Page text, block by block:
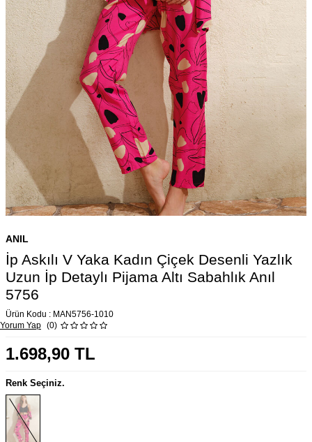
ANIL
İp Askılı V Yaka Kadın Çiçek Desenli Yazlık
Uzun İp Detaylı Pijama Altı Sabahlık Anıl
5756
Ürün Kodu : MAN5756-1010
Yorum Yap (0)
1.698,90 TL
Renk Seçiniz.